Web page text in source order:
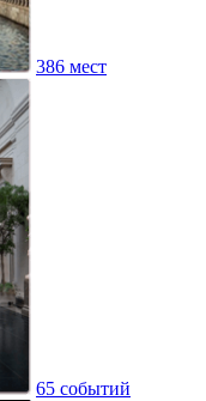
386 мест
65 событий